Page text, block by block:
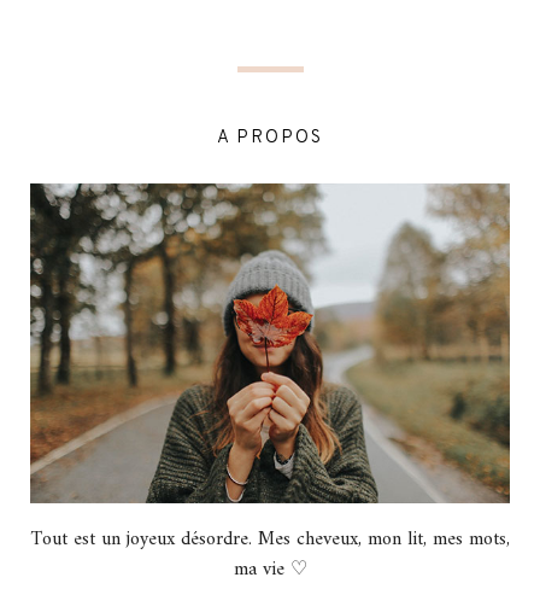
A PROPOS
Tout est un joyeux désordre. Mes cheveux, mon lit, mes mots,
ma vie ♡